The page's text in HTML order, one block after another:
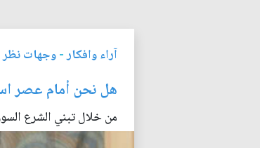
آراء وافكار-وجهات نظر
هل نحن أمام عصر
من خلال تبني الشرع